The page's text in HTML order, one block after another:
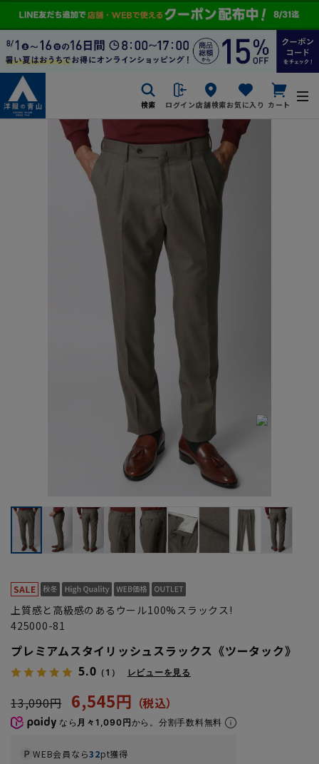
検索 ログイン店舗検索お気に入り カート
上質感と高級感のあるウール100%スラックス!
425000-81
プレミアムスタイリッシュスラックス《ツータック》
5.0 （1） レビューを見る
13,090円 6,545円
なら 月々1,090円から。分割手数料無料
WEB会員なら32pt獲得